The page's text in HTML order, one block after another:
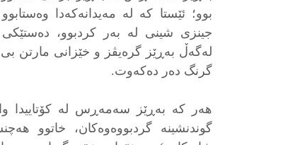
بوو؛ ئێستا کە لە مەیدانەکەدا
جینزی شینی لە بەر کردبوو،
لەگەڵ بەڕێز گرەیڤز و خێزانی مارتن
گرنگ دەر دەکەوت.
هەر کە بەڕێز سەمەڕس لە کۆتاییدا
گوندنشینە گردبووەوەکان، خاتوو